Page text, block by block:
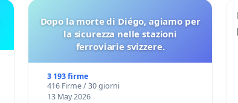
Dopo la morte di Diégo, agiamo per
la sicurezza nelle stazioni
ferroviarie svizzere.
3 193 firme
416 Firme / 30 giorni
13 May 2026